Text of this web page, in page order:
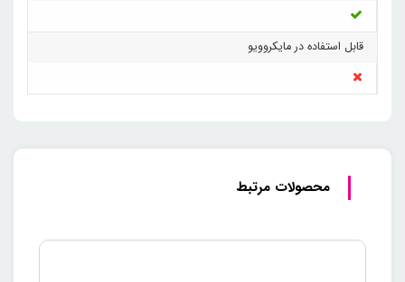
قابل استفاده در مایکروویو
محصولات مرتبط